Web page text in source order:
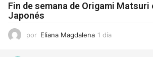
Fin de semana de Origami Matsuri
Japonés
por Eliana Magdalena 1 día